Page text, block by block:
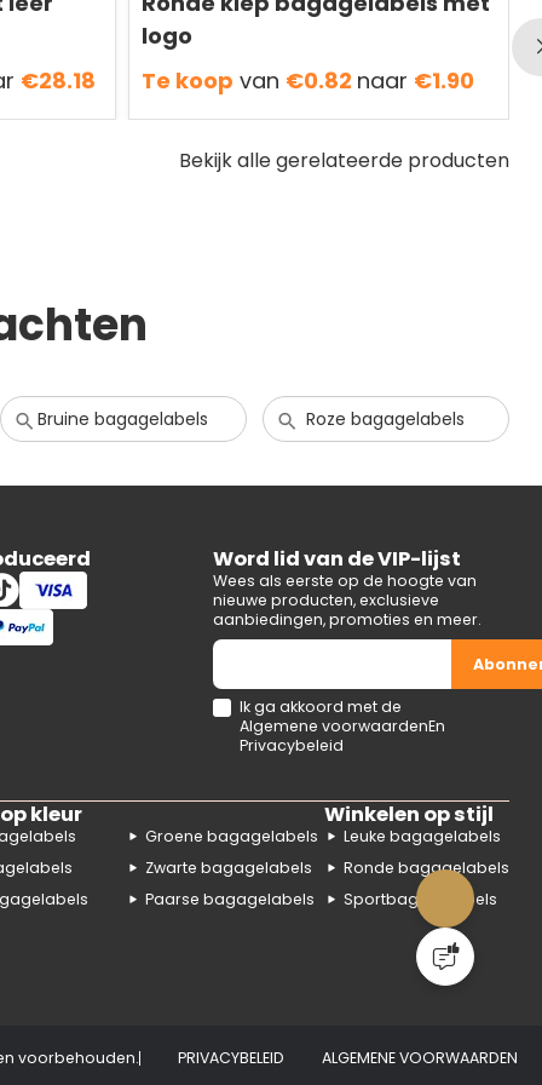
€28.18
logo
Te koop van €0.82 naar €1.90
Bekijk alle gerelateerde producten
Bruine bagagelabels Roze bagagelabels
Word lid van de VIP-lijst
Wees als eerste op de hoogte van
nieuwe producten, exclusieve
aanbiedingen, promoties en meer.
Ik ga akkoord met de
Algemene voorwaardenEn
Privacybeleid
kleur
Groene bagagelabels
Zwarte bagagelabels
Paarse bagagelabels
Winkelen op stijl
Leuke bagagelabels
Ronde bagagelabels
Sportbagagelabels
PRIVACYBELEID ALGEMENE VOORWAARDEN
voorbehouden.